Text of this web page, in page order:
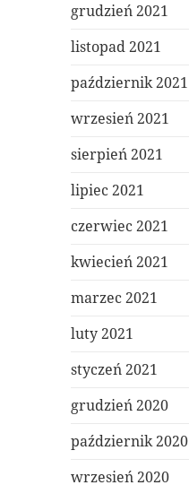
grudzień 2021
listopad 2021
październik 2021
wrzesień 2021
sierpień 2021
lipiec 2021
czerwiec 2021
kwiecień 2021
marzec 2021
luty 2021
styczeń 2021
grudzień 2020
październik 2020
wrzesień 2020